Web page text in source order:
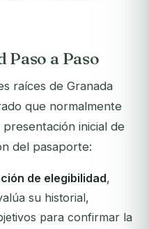
Paso a Paso
raíces de Granada
que normalmente
inicial de
del pasaporte:
de elegibilidad,
su historial,
para confirmar la